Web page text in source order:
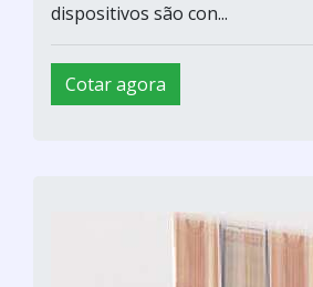
dispositivos são con...
Cotar agora